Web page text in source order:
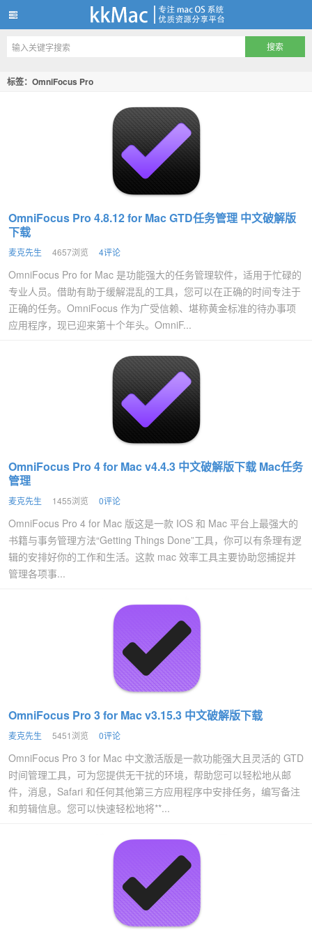
kkMac
标签：OmniFocus Pro
OmniFocus Pro 4.8.12 for Mac GTD任务管理 中文破解版
下载
麦克先生 4657浏览 4评论
OmniFocus Pro for Mac 是功能强大的任务管理软件，适用于忙碌的
专业人员。借助有助于缓解混乱的工具，您可以在正确的时间专注于
正确的任务。OmniFocus 作为广受信赖、堪称黄金标准的待办事项
应用程序，现已迎来第十个年头。OmniF...
OmniFocus Pro 4 for Mac v4.4.3 中文破解版下载 Mac任务
管理
麦克先生 1455浏览 0评论
OmniFocus Pro 4 for Mac 版这是一款 IOS 和 Mac 平台上最强大的
书籍与事务管理方法“Getting Things Done”工具，你可以有条理有逻
辑的安排好你的工作和生活。这款 mac 效率工具主要协助您捕捉并
管理各项事...
OmniFocus Pro 3 for Mac v3.15.3 中文破解版下载
麦克先生 5451浏览 0评论
OmniFocus Pro 3 for Mac 中文激活版是一款功能强大且灵活的 GTD
时间管理工具，可为您提供无干扰的环境，帮助您可以轻松地从邮
件，消息，Safari 和任何其他第三方应用程序中安排任务，编写备注
和剪辑信息。您可以快速轻松地将**...